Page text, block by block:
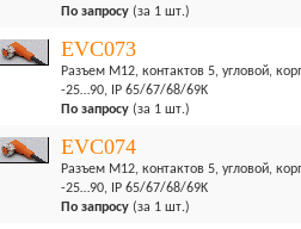
По запросу (за 1 шт.)
EVC073
Разъем M12, контактов 5, угловой,
-25…90, IP 65/67/68/69K
По запросу (за 1 шт.)
EVC074
Разъем M12, контактов 5, угловой,
-25…90, IP 65/67/68/69K
По запросу (за 1 шт.)